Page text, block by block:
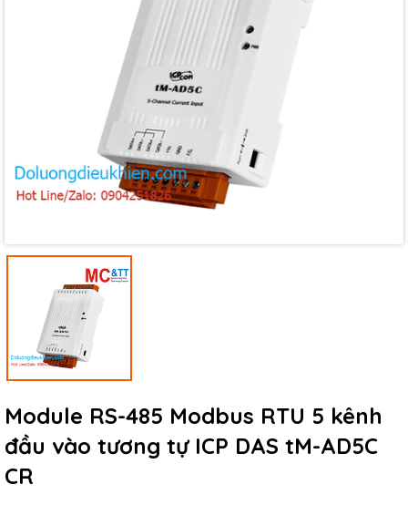
Module RS-485 Modbus RTU 5 kênh
đầu vào tương tự ICP DAS tM-AD5C
CR
Mã giảm giá:
Điều kiện: